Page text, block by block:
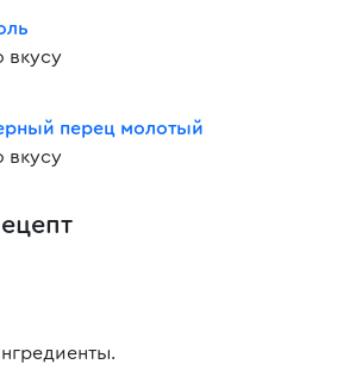
вкусу
перец молотый
вкусу